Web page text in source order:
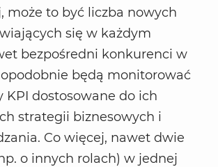
może to być liczba nowych
się w każdym
bezpośredni konkurenci w
będą monitorować
KPI dostosowane do ich
strategii biznesowych i
Co więcej, nawet dwie
o innych rolach) w jednej